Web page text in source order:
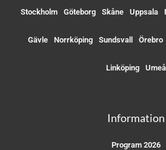
Stockholm Göteborg Skåne Uppsala
Gävle Norrköping Sundsvall Örebro
Linköping Umeå
Information
Program 2026